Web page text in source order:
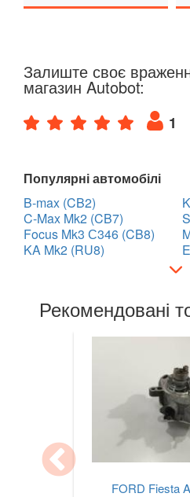
HONDA
JAGUAR
LANCIA
LAND ROVER
LEXUS
MASERATI
MITSUBISHI
NISSAN
Залиште своє
магазин Autobot:
1
Популярні автомобілі
B-max (CB2)
C-Max Mk2 (CB7)
Focus Mk3 С346 (CB8)
KA Mk2 (RU8)
Рекомендовані
FORD Fiesta